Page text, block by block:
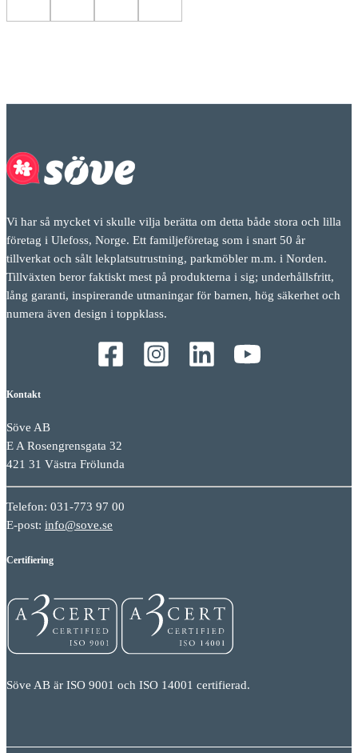
Vi har så mycket vi skulle vilja berätta om detta både stora och lilla
företag i Ulefoss, Norge. Ett familjeföretag som i snart 50 år
tillverkat och sålt lekplatsutrustning, parkmöbler m.m. i Norden.
Tillväxten beror faktiskt mest på produkterna i sig; underhållsfritt,
lång garanti, inspirerande utmaningar för barnen, hög säkerhet och
numera även design i toppklass.
Kontakt
Söve AB
E A Rosengrensgata 32
421 31 Västra Frölunda
Telefon: 031-773 97 00
E-post: info@sove.se
Certifiering
Söve AB är ISO 9001 och ISO 14001 certifierad.